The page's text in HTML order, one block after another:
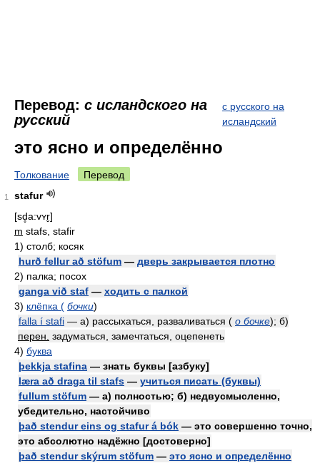
Перевод: с исландского на
русский
с русского на
исландский
это ясно и определённо
Толкование Перевод
1
stafur
[sd̥a:vʏr̬]
m stafs, stafir
1) столб; косяк
hurð fellur að stöfum — дверь закрывается плотно
2) палка; посох
ganga við staf — ходить с палкой
3) клёпка ( бочки)
falla í stafi — а) рассыхаться, разваливаться ( о бочке); б)
перен. задуматься, замечтаться, оцепенеть
4) буква
þekkja stafina — знать буквы [азбуку]
læra að draga til stafs — учиться писать (буквы)
fullum stöfum — а) полностью; б) недвусмысленно,
убедительно, настойчиво
það stendur eins og stafur á bók — это совершенно точно,
это абсолютно надёжно [достоверно]
það stendur skýrum stöfum — это ясно и определённо